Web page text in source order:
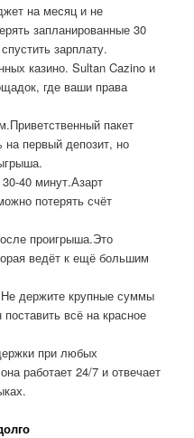
на месяц и не
запланированные 30
зарплату.
казино. Sultan Cazino и
где ваши права
пакет
первый депозит, но
40 минут.Азарт
потерять счёт
проигрыша.Это
ведёт к ещё большим
держите крупные суммы
всё на красное
при любых
работает 24/7 и отвечает